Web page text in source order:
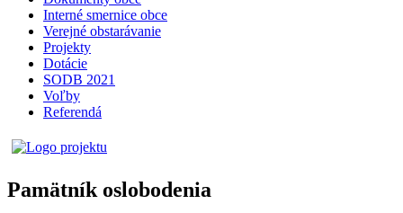
Interné smernice obce
Verejné obstarávanie
Projekty
Dotácie
SODB 2021
Voľby
Referendá
Pamätník oslobodenia